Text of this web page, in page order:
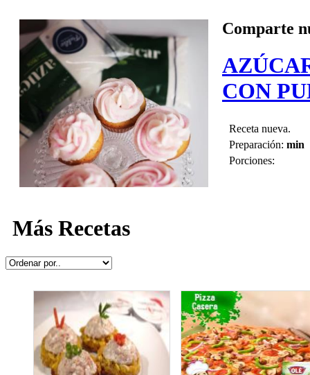
Comparte
CON
Receta nueva.
Preparación: min
Porciones:
Más Recetas